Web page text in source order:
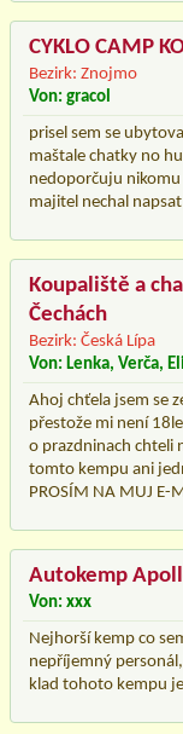
CYKLO CAMP
Bezirk: Znojmo
Von: gracol
prisel sem se
maštale chatky no
nedoporčuju nikomu
majitel nechal
Koupaliště a
Čechách
Bezirk: Česká Lípa
Von: Lenka, Verča,
Ahoj chťela jsem se
přestože mi není
o prazdninach chteli
tomto kempu ani
PROSÍM NA MUJ E-
Autokemp
Von: xxx
Nejhorší kemp co
nepříjemný
klad tohoto kempu